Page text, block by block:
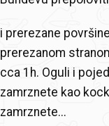
i prerezane
prerezanom
cca 1h. Oguli i
zamrznete kao
zamrznete...